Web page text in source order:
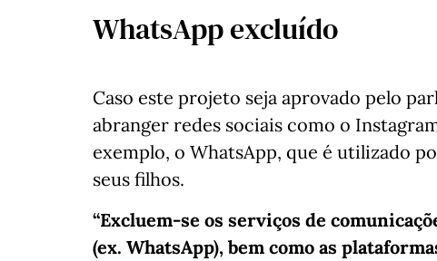
WhatsApp excluído
Caso este projeto seja aprovado pelo
abranger redes sociais como o
exemplo, o WhatsApp, que é utilizado
seus filhos.
“Excluem-se os serviços de
(ex. WhatsApp), bem como as